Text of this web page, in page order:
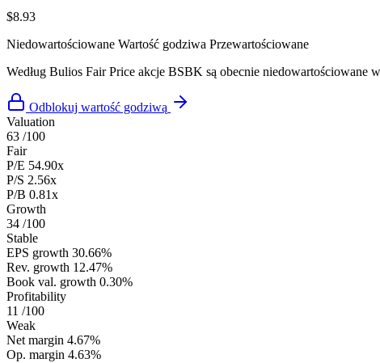
$8.93
Niedowartościowane Wartość godziwa Przewartościowane
Według Bulios Fair Price akcje BSBK są obecnie niedowartościowane
Odblokuj wartość godziwą
Valuation
63 /100
Fair
P/E 54.90x
P/S 2.56x
P/B 0.81x
Growth
34 /100
Stable
EPS growth 30.66%
Rev. growth 12.47%
Book val. growth 0.30%
Profitability
11 /100
Weak
Net margin 4.67%
Op. margin 4.63%